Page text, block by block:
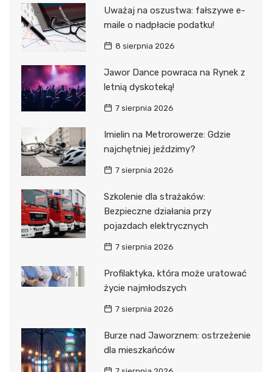
Uważaj na oszustwa: fałszywe e-
maile o nadpłacie podatku!
8 sierpnia 2026
Jawor Dance powraca na Rynek z
letnią dyskoteką!
7 sierpnia 2026
Imielin na Metrorowerze: Gdzie
najchętniej jeździmy?
7 sierpnia 2026
Szkolenie dla strażaków:
Bezpieczne działania przy
pojazdach elektrycznych
7 sierpnia 2026
Profilaktyka, która może uratować
życie najmłodszych
7 sierpnia 2026
Burze nad Jaworznem: ostrzeżenie
dla mieszkańców